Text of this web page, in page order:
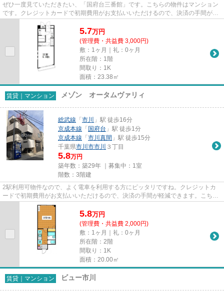
ぜひ一度見ていただきたい、「国府台三番館」です。こちらの物件はマンション
です。クレジットカードで初期費用がお支払いいただけるので、決済の手間が軽
減できます。駅まで歩いて11...
5.7万円
(管理費・共益費 3,000円)
敷：1ヶ月｜礼：0ヶ月
所在階：1階
間取り：1K
面積：23.38㎡
賃貸｜マンション メゾン オータムヴァリィ
総武線 「 市川
」駅 徒歩16分
京成本線 「 国府台 」駅 徒歩1分
京成本線 「 市川真間 」駅 徒歩15分
千葉県市川市市川 ３丁目
5.8万円
築年数：築29年 ｜募集中： 1室
階数：3階建
2駅利用可物件なので、よく電車を利用する方にピッタリですね。クレジットカ
ードで初期費用がお支払いいただけるので、決済の手間が軽減できます。こちら
はマンションタイプになります...
5.8万円
(管理費・共益費 2,000円)
敷：1ヶ月｜礼：0ヶ月
所在階：2階
間取り：1K
面積：20.00㎡
賃貸｜マンション ビュー市川